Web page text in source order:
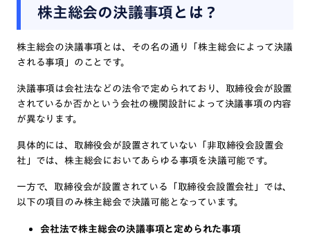
株主総会の決議事項とは？
株主総会の決議事項とは、その名の通り「株主総会によって決議
される事項」のことです。
決議事項は会社法などの法令で定められており、取締役会が設置
されているか否かという会社の機関設計によって決議事項の内容
が異なります。
具体的には、取締役会が設置されていない「非取締役会設置会
社」では、株主総会においてあらゆる事項を決議可能です。
一方で、取締役会が設置されている「取締役会設置会社」では、
以下の項目のみ株主総会で決議可能となっています。
会社法で株主総会の決議事項と定められた事項